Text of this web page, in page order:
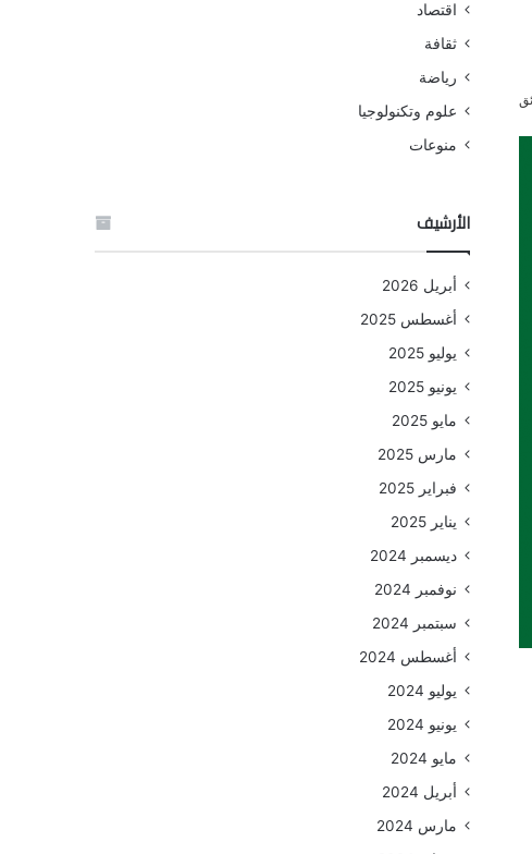
اقتصاد
ثقافة
رياضة
علوم وتكنولوجيا
منوعات
الأرشيف
أبريل 2026
أغسطس 2025
يوليو 2025
يونيو 2025
مايو 2025
مارس 2025
فبراير 2025
يناير 2025
ديسمبر 2024
نوفمبر 2024
سبتمبر 2024
أغسطس 2024
يوليو 2024
يونيو 2024
مايو 2024
أبريل 2024
مارس 2024